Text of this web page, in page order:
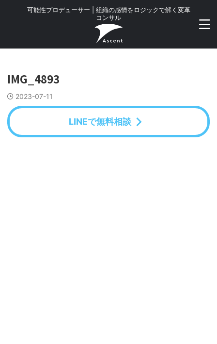
可能性プロデューサー | 組織の感情をロジックで解く変革
コンサル
IMG_4893
2023-07-11
LINEで無料相談